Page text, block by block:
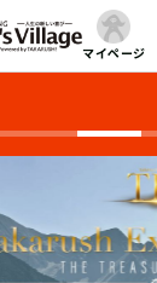
マイページ